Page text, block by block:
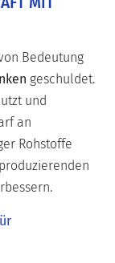
Bedeutung
geschuldet.
und
an
Rohstoffe